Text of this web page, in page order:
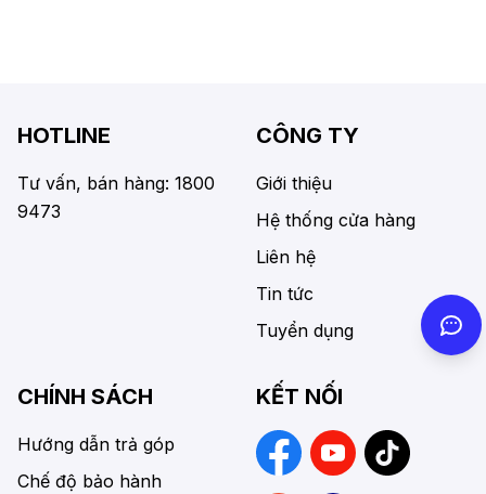
HOTLINE
Tư vấn, bán hàng: 1800
9473
CÔNG TY
Giới thiệu
Hệ thống cửa hàng
Liên hệ
Tin tức
Tuyển dụng
CHÍNH SÁCH
Hướng dẫn trả góp
Chế độ bảo hành
KẾT NỐI